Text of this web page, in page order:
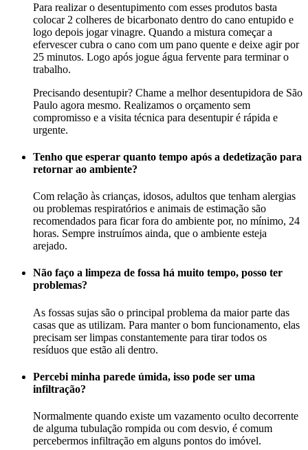
Para realizar o desentupimento com esses produtos basta
colocar 2 colheres de bicarbonato dentro do cano entupido e
logo depois jogar vinagre. Quando a mistura começar a
efervescer cubra o cano com um pano quente e deixe agir por
25 minutos. Logo após jogue água fervente para terminar o
trabalho.
Precisando desentupir? Chame a melhor desentupidora de São
Paulo agora mesmo. Realizamos o orçamento sem
compromisso e a visita técnica para desentupir é rápida e
urgente.
Tenho que esperar quanto tempo após a dedetização para
retornar ao ambiente?
Com relação às crianças, idosos, adultos que tenham alergias
ou problemas respiratórios e animais de estimação são
recomendados para ficar fora do ambiente por, no mínimo, 24
horas. Sempre instruímos ainda, que o ambiente esteja
arejado.
Não faço a limpeza de fossa há muito tempo, posso ter
problemas?
As fossas sujas são o principal problema da maior parte das
casas que as utilizam. Para manter o bom funcionamento, elas
precisam ser limpas constantemente para tirar todos os
resíduos que estão ali dentro.
Percebi minha parede úmida, isso pode ser uma
infiltração?
Normalmente quando existe um vazamento oculto decorrente
de alguma tubulação rompida ou com desvio, é comum
percebermos infiltração em alguns pontos do imóvel.